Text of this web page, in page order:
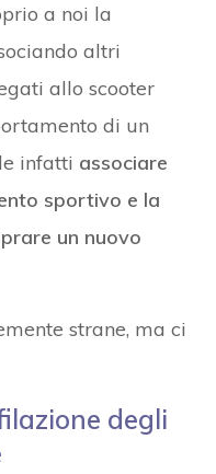
a noi la
altri
allo scooter
di un
infatti associare
sportivo e la
un nuovo
strane, ma ci
degli